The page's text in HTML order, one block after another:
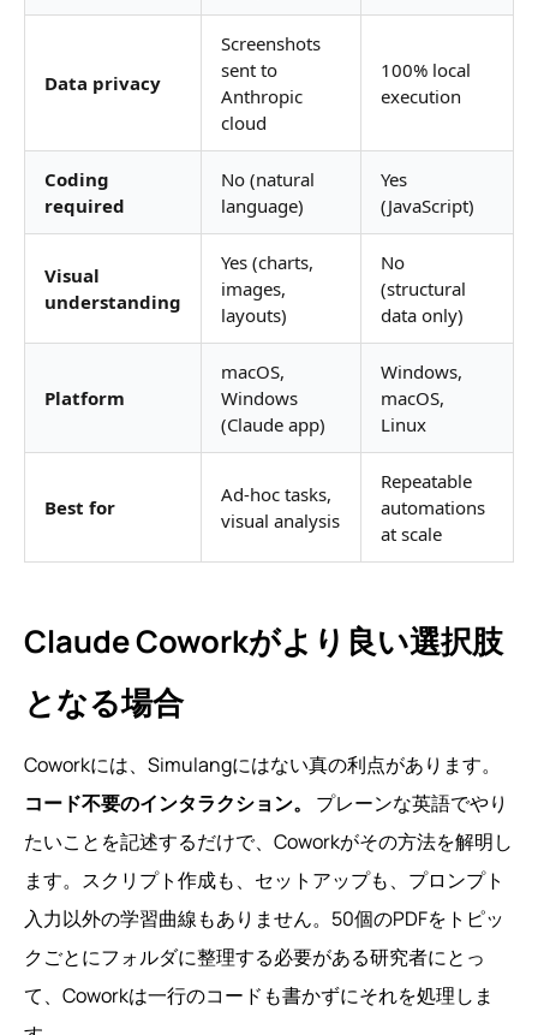
Data privacy
Screenshots
sent to
Anthropic
cloud
100% local
execution
Coding
required
No (natural
language)
Yes
(JavaScript)
Visual
understanding
Yes (charts,
images,
layouts)
No
(structural
data only)
Platform
macOS,
Windows
(Claude app)
Windows,
macOS,
Linux
Best for
Ad-hoc tasks,
visual analysis
Repeatable
automations
at scale
Claude Coworkがより良い選択肢
となる場合
Coworkには、Simulangにはない真の利点があります。
コード不要のインタラクション。
プレーンな英語でやり
たいことを記述するだけで、Coworkがその方法を解明し
ます。スクリプト作成も、セットアップも、プロンプト
入力以外の学習曲線もありません。50個のPDFをトピッ
クごとにフォルダに整理する必要がある研究者にとっ
て、Coworkは一行のコードも書かずにそれを処理しま